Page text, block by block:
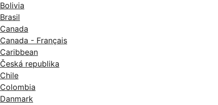
Bolivia
Brasil
Canada
Canada - Français
Caribbean
Česká republika
Chile
Colombia
Danmark